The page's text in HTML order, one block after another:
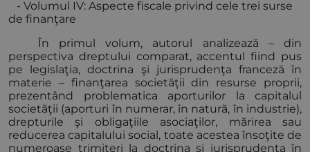
- Volumul IV: Aspecte fiscale privind cele trei surse
de finanţare
În primul volum, autorul analizează – din
perspectiva dreptului comparat, accentul fiind pus
pe legislaţia, doctrina şi jurisprudenţa franceză în
materie – finanţarea societăţii din resurse proprii,
prezentând problematica aporturilor la capitalul
societăţii (aporturi în numerar, în natură, în industrie),
drepturile şi obligaţiile asociaţilor, mărirea sau
reducerea capitalului social, toate acestea însoţite de
numeroase trimiteri la doctrina şi jurisprudenţa în